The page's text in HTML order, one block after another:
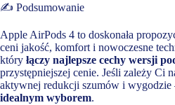
✍️ Podsumowanie
Apple AirPods 4 to doskonała
ceni jakość, komfort i nowoczesne
który łączy najlepsze cechy wersji
przystępniejszej cenie. Jeśli zależy Ci
aktywnej redukcji szumów i wygodzie
idealnym wyborem.